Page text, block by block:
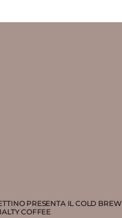
PRESENTA IL COLD BREW
COFFEE